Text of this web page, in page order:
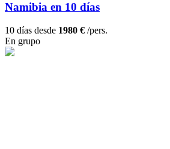
Namibia en 10 días
10 días desde 1980 € /pers.
En grupo